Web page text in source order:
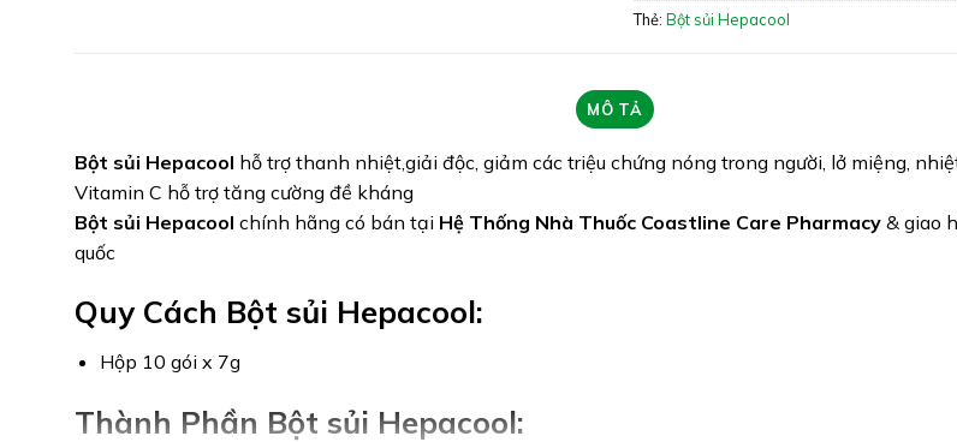
Giấy phép: 25549/2017/ATTP-
Thẻ: Bột sủi Hepacool
MÔ TẢ
Bột sủi Hepacool hỗ trợ thanh nhiệt,giải độc, giảm các triệu chứng nóng trong người, lở miệng,
Vitamin C hỗ trợ tăng cường đề kháng
Bột sủi Hepacool chính hãng có bán tại Hệ Thống Nhà Thuốc Coastline Care Pharmacy & giao
quốc
Quy Cách Bột sủi Hepacool:
Hộp 10 gói x 7g
Thành Phần Bột sủi Hepacool: